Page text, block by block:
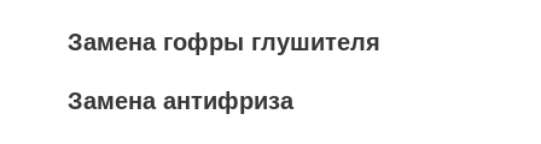
Замена гофры глушителя
Замена антифриза